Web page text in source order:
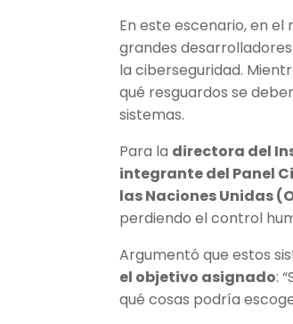
En este escenario, en
grandes
la ciberseguridad.
qué resguardos se
sistemas.
Para la directora del
integrante del Panel
las Naciones Unidas
perdiendo el control
Argumentó que estos
el objetivo asignado:
qué cosas podría